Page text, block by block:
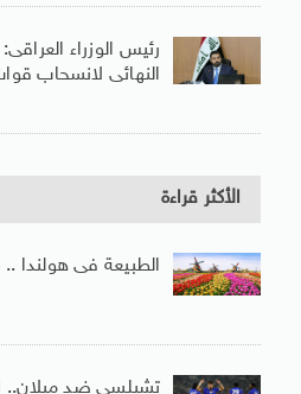
النهائى لانسحاب
الأكثر قراءة
الطبيعة فى هولندا
تشيلسي ضد ميلان..